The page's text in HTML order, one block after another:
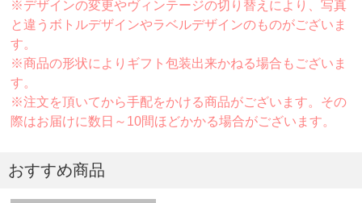
※デザインの変更やヴィンテージの切り替えにより、写真
と違うボトルデザインやラベルデザインのものがございま
す。
※商品の形状によりギフト包装出来かねる場合もございま
す。
※注文を頂いてから手配をかける商品がございます。その
際はお届けに数日～10間ほどかかる場合がございます。
おすすめ商品